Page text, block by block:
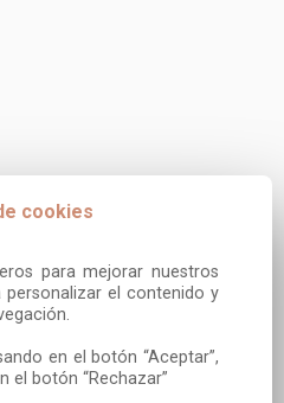
cookies
para mejorar nuestros
el contenido y
en el botón “Aceptar”,
el botón “Rechazar”